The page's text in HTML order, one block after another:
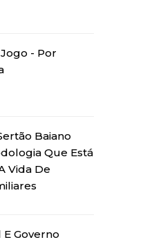
- Por
Baiano
Que Está
Vida De
Governo